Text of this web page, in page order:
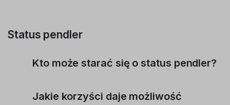
Status pendler
Kto może starać się o status pendler?
Jakie korzyści daje możliwość